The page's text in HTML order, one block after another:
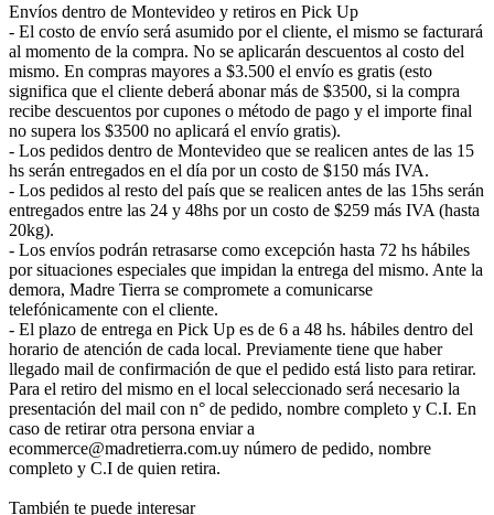
Envíos dentro de Montevideo y retiros en Pick Up
- El costo de envío será asumido por el cliente, el mismo se facturará
al momento de la compra. No se aplicarán descuentos al costo del
mismo. En compras mayores a $3.500 el envío es gratis (esto
significa que el cliente deberá abonar más de $3500, si la compra
recibe descuentos por cupones o método de pago y el importe final
no supera los $3500 no aplicará el envío gratis).
- Los pedidos dentro de Montevideo que se realicen antes de las 15
hs serán entregados en el día por un costo de $150 más IVA.
- Los pedidos al resto del país que se realicen antes de las 15hs serán
entregados entre las 24 y 48hs por un costo de $259 más IVA (hasta
20kg).
- Los envíos podrán retrasarse como excepción hasta 72 hs hábiles
por situaciones especiales que impidan la entrega del mismo. Ante la
demora, Madre Tierra se compromete a comunicarse
telefónicamente con el cliente.
- El plazo de entrega en Pick Up es de 6 a 48 hs. hábiles dentro del
horario de atención de cada local. Previamente tiene que haber
llegado mail de confirmación de que el pedido está listo para retirar.
Para el retiro del mismo en el local seleccionado será necesario la
presentación del mail con n° de pedido, nombre completo y C.I. En
caso de retirar otra persona enviar a
ecommerce@madretierra.com.uy número de pedido, nombre
completo y C.I de quien retira.
También te puede interesar